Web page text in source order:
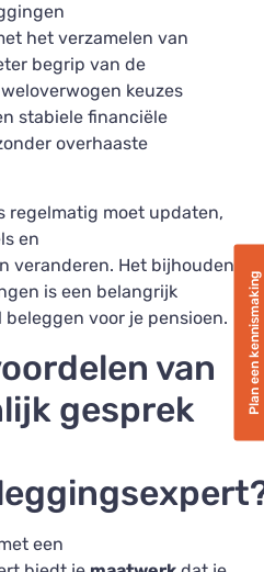
Plan een kennismaking
het verzamelen van
begrip van de
keuzes
stabiele financiële
overhaaste
regelmatig moet updaten,
en
veranderen. Het bijhouden
is een belangrijk
voor je pensioen.
van
gesprek
een